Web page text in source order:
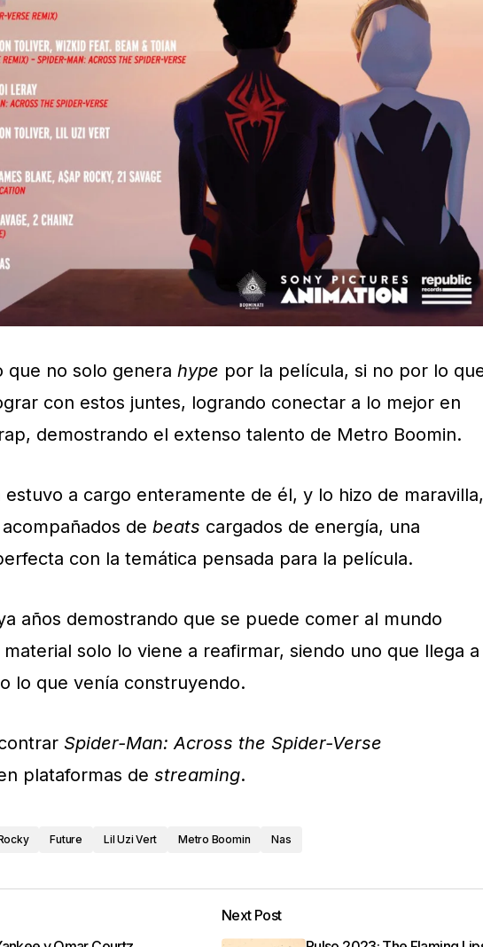
que no solo genera hype por la película, si no por lo
con estos juntes, logrando conectar a lo mejor en
demostrando el extenso talento de Metro Boomin.
estuvo a cargo enteramente de él, y lo hizo de maravilla,
de beats cargados de energía, una
con la temática pensada para la película.
años demostrando que se puede comer al mundo
solo lo viene a reafirmar, siendo uno que llega a
lo que venía construyendo.
Spider-Man: Across the Spider-Verse
plataformas de streaming.
Future Lil Uzi Vert Metro Boomin Nas
Next Post